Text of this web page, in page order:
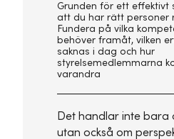
Grunden för ett effektivt
att du har rätt personer
Fundera på vilka
behöver framåt, vilken
saknas i dag och hur
styrelsemedlemmarna
varandra
Det handlar inte bara
utan också om